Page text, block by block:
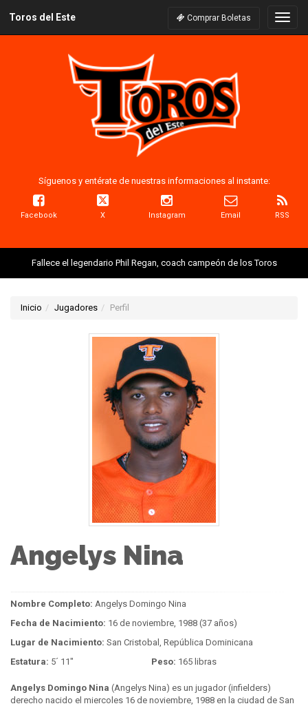
Toros del Este Comprar Boletas
Síguenos y entérate de nuestras informaciones al instante:
Facebook X Instagram Email RSS
Fallece el legendario Phil Regan, coach campeón de los Toros
Inicio Jugadores Perfil
Angelys Nina
Nombre Completo: Angelys Domingo Nina
Fecha de Nacimiento: 16 de noviembre, 1988 (37 años)
Lugar de Nacimiento: San Cristobal, República Dominicana
Estatura: 5´ 11" Peso: 165 libras
Angelys Domingo Nina (Angelys Nina) es un jugador (infielders)
derecho nacido el miercoles 16 de noviembre, 1988 en la ciudad de San